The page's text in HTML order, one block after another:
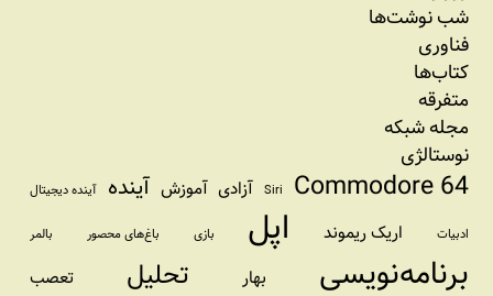
شب نوشت‌ها
فناوری
کتاب‌ها
متفرقه
مجله شبکه
نوستالژی
Commodore 64
Siri آزادی آموزش آینده آینده دیجیتال
ادبیات اریک ریموند اپل بازی باغ‌های محصور بالمر
برنامه‌نویسی بهار تحلیل تعصب